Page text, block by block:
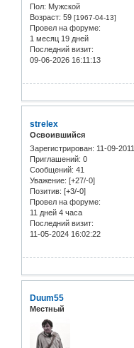
Пол: Мужской
Возраст: 59 [1967-04-13]
Провел на форуме:
1 месяц 19 дней
Последний визит:
09-06-2026 16:11:13
strelex
Освоившийся
Зарегистрирован: 11-09-2011
Приглашений: 0
Сообщений: 41
Уважение: [+27/-0]
Позитив: [+3/-0]
Провел на форуме:
11 дней 4 часа
Последний визит:
11-05-2024 16:02:22
Duum55
Местный